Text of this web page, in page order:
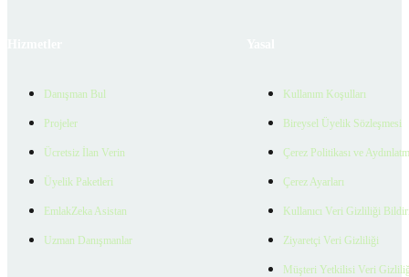
Danışman Bul
Projeler
Ücretsiz İlan Verin
Üyelik Paketleri
EmlakZeka Asistan
Uzman Danışmanlar
Kullanım Koşulları
Bireysel Üyelik Sözleşmesi
Çerez Politikası ve
Çerez Ayarları
Kullanıcı Veri Gizliliği
Ziyaretçi Veri Gizliliği
Müşteri Yetkilisi Veri